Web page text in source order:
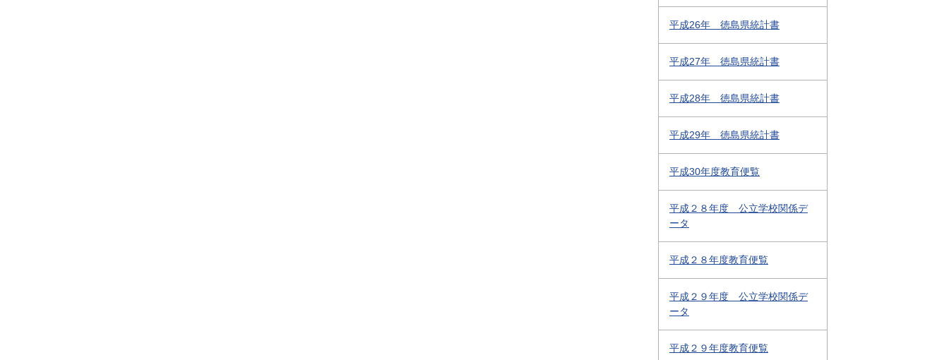
平成26年 徳島県統計書
平成27年 徳島県統計書
平成28年 徳島県統計書
平成29年 徳島県統計書
平成30年度教育便覧
平成２８年度 公立学校関係デ
ータ
平成２８年度教育便覧
平成２９年度 公立学校関係デ
ータ
平成２９年度教育便覧